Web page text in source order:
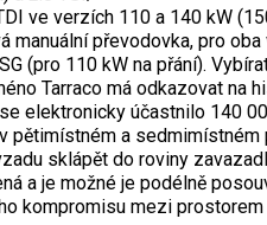
ve verzích 110 a 140 kW
manuální převodovka, pro oba
(pro 110 kW na přání).
Tarraco má odkazovat na
elektronicky účastnilo 140
pětimístném a sedmimístném
sklápět do roviny
a je možné je podélně
kompromisu mezi